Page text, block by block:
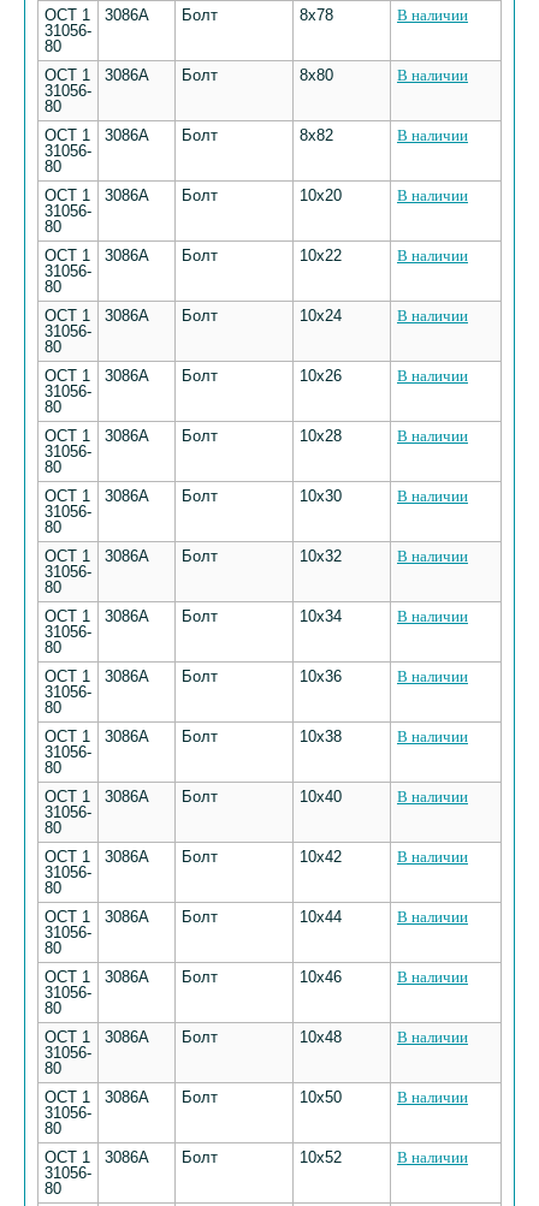
ОСТ 1
31056-
80
3086А Болт 8х78 В наличии
ОСТ 1
31056-
80
3086А Болт 8х80 В наличии
ОСТ 1
31056-
80
3086А Болт 8х82 В наличии
ОСТ 1
31056-
80
3086А Болт 10х20 В наличии
ОСТ 1
31056-
80
3086А Болт 10х22 В наличии
ОСТ 1
31056-
80
3086А Болт 10х24 В наличии
ОСТ 1
31056-
80
3086А Болт 10х26 В наличии
ОСТ 1
31056-
80
3086А Болт 10х28 В наличии
ОСТ 1
31056-
80
3086А Болт 10х30 В наличии
ОСТ 1
31056-
80
3086А Болт 10х32 В наличии
ОСТ 1
31056-
80
3086А Болт 10х34 В наличии
ОСТ 1
31056-
80
3086А Болт 10х36 В наличии
ОСТ 1
31056-
80
3086А Болт 10х38 В наличии
ОСТ 1
31056-
80
3086А Болт 10х40 В наличии
ОСТ 1
31056-
80
3086А Болт 10х42 В наличии
ОСТ 1
31056-
80
3086А Болт 10х44 В наличии
ОСТ 1
31056-
80
3086А Болт 10х46 В наличии
ОСТ 1
31056-
80
3086А Болт 10х48 В наличии
ОСТ 1
31056-
80
3086А Болт 10х50 В наличии
ОСТ 1
31056-
80
3086А Болт 10х52 В наличии